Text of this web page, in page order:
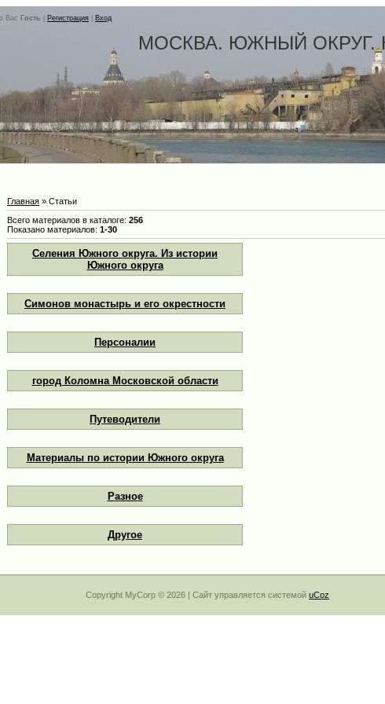
Вас Гость Регистрация Вход
МОСКВА. ЮЖНЫЙ ОКРУГ.
Главная » Статьи
Всего материалов в каталоге: 256
Показано материалов: 1-30
Селения Южного округа. Из истории
Южного округа
Симонов монастырь и его окрестности
Персоналии
город Коломна Московской области
Путеводители
Материалы по истории Южного округа
Разное
Другое
Copyright MyCorp © 2026 Сайт управляется системой uCoz